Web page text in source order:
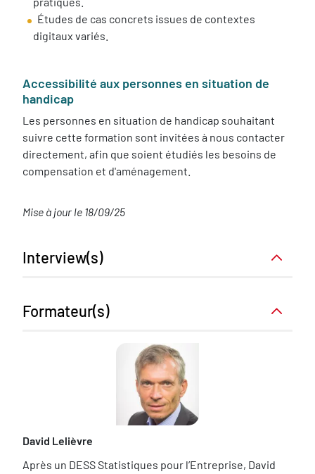
Études de cas concrets issues de contextes
digitaux variés.
Accessibilité aux personnes en situation de
handicap
Les personnes en situation de handicap souhaitant
suivre cette formation sont invitées à nous contacter
directement, afin que soient étudiés les besoins de
compensation et d'aménagement.
Mise à jour le 18/09/25
Interview(s)
Formateur(s)
David Lelièvre
Après un DESS Statistiques pour l’Entreprise, David